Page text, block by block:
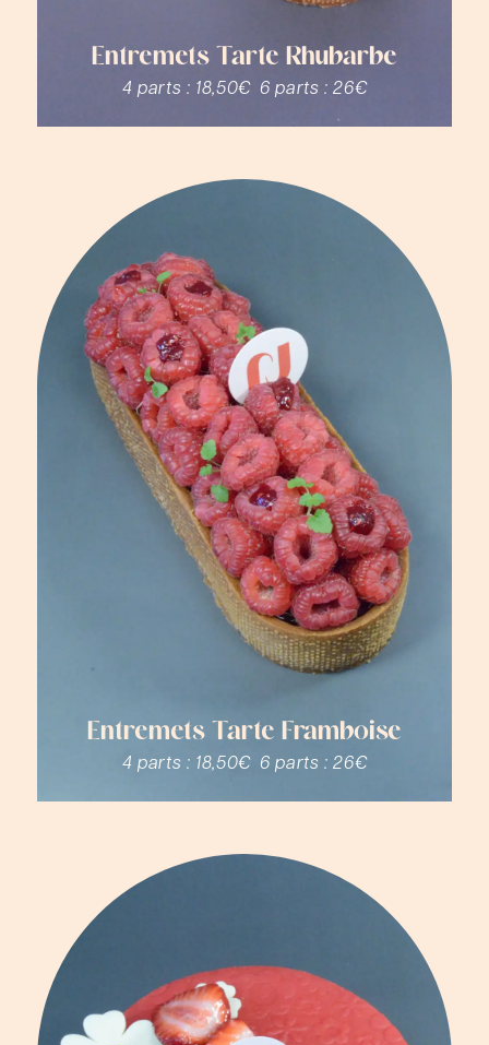
Entremets Tarte Rhubarbe
4 parts : 18,50€ 6 parts :26€
Entremets Tarte Framboise
4 parts : 18,50€ 6 parts :26€